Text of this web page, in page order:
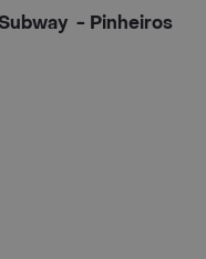
ㅤ - Pinheiros